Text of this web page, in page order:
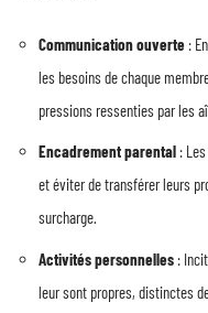
Communication ouverte :
les besoins de chaque
pressions ressenties par les
Encadrement parental :
et éviter de transférer leurs
surcharge.
Activités personnelles :
leur sont propres, distinctes